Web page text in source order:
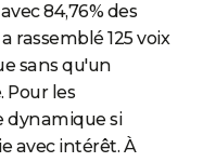
84,76% des
rassemblé 125 voix
sans qu'un
Pour les
dynamique si
avec intérêt. À